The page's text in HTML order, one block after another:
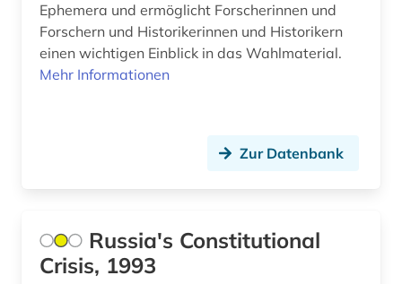
osteuropa (2)
ostkirche (1)
parlament (1)
Ephemera und ermöglicht Forscherinnen und
Forschern und Historikerinnen und Historikern
einen wichtigen Einblick in das Wahlmaterial.
Mehr Informationen
Zur Datenbank
Russia's Constitutional
Crisis, 1993